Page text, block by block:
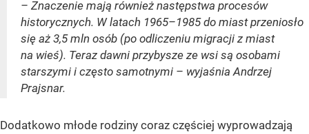
– Znaczenie mają również następstwa procesów
historycznych. W latach 1965–1985 do miast przeniosło
się aż 3,5 mln osób (po odliczeniu migracji z miast
na wieś). Teraz dawni przybysze ze wsi są osobami
starszymi i często samotnymi – wyjaśnia Andrzej
Prajsnar.
Dodatkowo młode rodziny coraz częściej wyprowadzają